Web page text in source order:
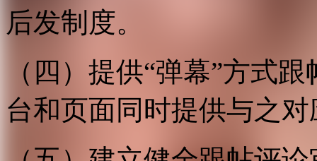
后发制度。
（四）提供“弹幕”方式
台和页面同时提供与之